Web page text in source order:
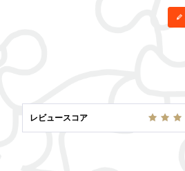
レビュースコア